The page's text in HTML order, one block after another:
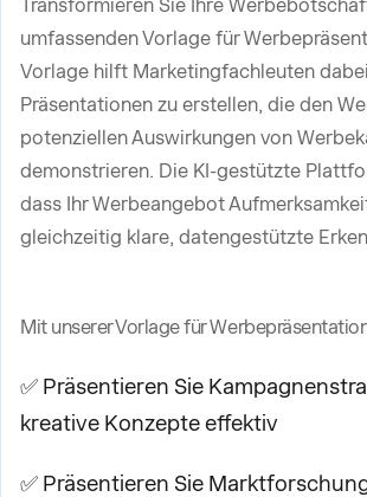
Transformieren Sie Ihre
umfassenden Vorlage für
Vorlage hilft Marketingfachleuten
Präsentationen zu erstellen, die den
potenziellen Auswirkungen von
demonstrieren. Die KI-gestützte
dass Ihr Werbeangebot
gleichzeitig klare, datengestützte
Mit unserer Vorlage für
✅ Präsentieren Sie
kreative Konzepte effektiv
✅ Präsentieren Sie